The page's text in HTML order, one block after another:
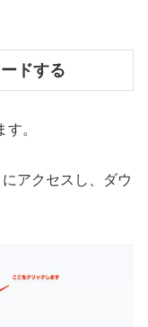
ドする
。
にアクセスし、ダウ